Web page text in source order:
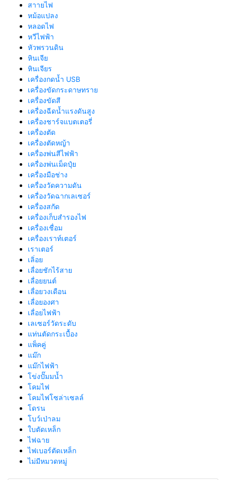
สาายไฟ
หม้อแปลง
หลอดไฟ
หวีไฟฟ้า
หัวพรวนดิน
หินเจีย
หินเจียร
เครื่องกดน้ำ USB
เครื่องขัดกระดาษทราย
เครื่องขัดสี
เครื่องฉีดน้ำแรงดันสูง
เครื่องชาร์จแบตเตอรี่
เครื่องตัด
เครื่องตัดหญ้า
เครื่องพ่นสีไฟฟ้า
เครื่องพ่นเม็ดปุ๋ย
เครื่องมือช่าง
เครื่องวัดความดัน
เครื่องวัดฉากเลเซอร์
เครื่องสกัด
เครื่องเก็บสํารองไฟ
เครื่องเชื่อม
เครื่องเราท์เตอร์
เราเตอร์
เลิ่อย
เลื่อยชักไร้สาย
เลื่อยยนต์
เลื่อยวงเดือน
เลื่อยองศา
เลื่อยไฟฟ้า
เลเซอร์วัดระดับ
แท่นตัดกระเบื้อง
แพ็คคู่
แม๊ก
แม๊กไฟฟ้า
โข่งปั๊มมน้ำ
โคมไฟ
โคมไฟโซล่าเซลล์
โดรน
โบว์เป่าลม
ใบตัดเหล็ก
ไฟฉาย
ไฟเบอร์ตัดเหล็ก
ไม่มีหมวดหมู่